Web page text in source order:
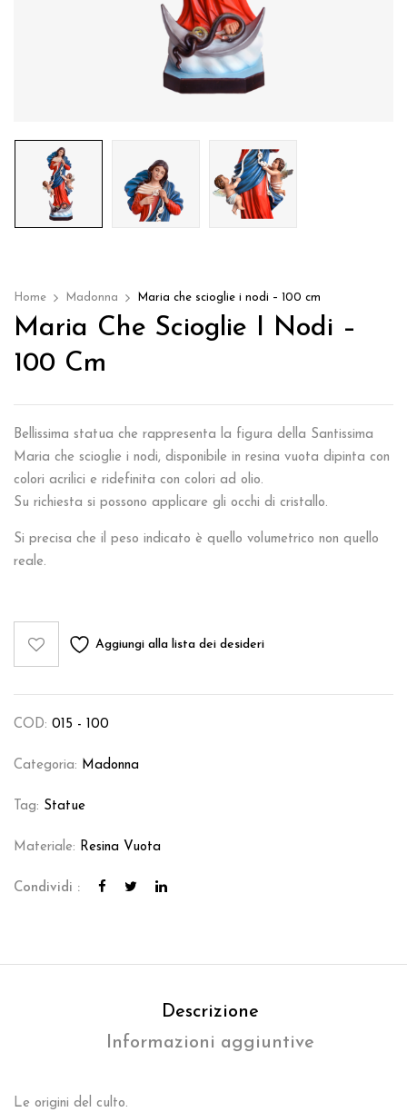
Home Madonna Maria che scioglie i nodi – 100 cm
Maria Che Scioglie I Nodi –
100 Cm
Bellissima statua che rappresenta la figura della Santissima
Maria che scioglie i nodi, disponibile in resina vuota dipinta con
colori acrilici e ridefinita con colori ad olio.
Su richiesta si possono applicare gli occhi di cristallo.
Si precisa che il peso indicato è quello volumetrico non quello
reale.
Aggiungi alla lista dei desideri
COD: 015 - 100
Categoria: Madonna
Tag: Statue
Materiale: Resina Vuota
Condividi :
Descrizione
Informazioni aggiuntive
Le origini del culto.